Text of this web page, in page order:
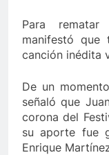
Para
manifestó
canción inédita
De un
señaló que
corona del
su aporte fue
Enrique